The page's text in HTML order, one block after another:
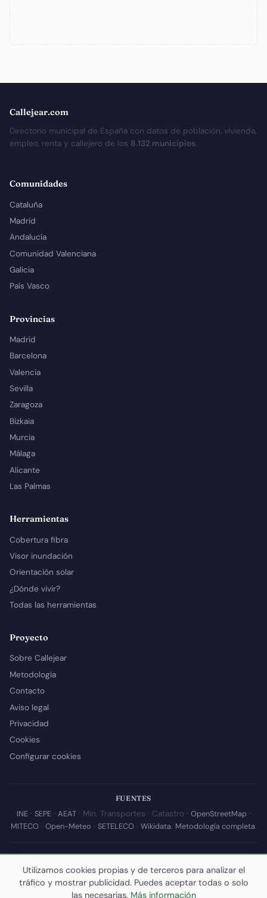
Callejear.com
Directorio municipal de España con datos de población, vivienda,
empleo, renta y callejero de los 8.132 municipios.
Comunidades
Cataluña
Madrid
Andalucía
Comunidad Valenciana
Galicia
País Vasco
Provincias
Madrid
Barcelona
Valencia
Sevilla
Zaragoza
Bizkaia
Murcia
Málaga
Alicante
Las Palmas
Herramientas
Cobertura fibra
Visor inundación
Orientación solar
¿Dónde vivir?
Todas las herramientas
Proyecto
Sobre Callejear
Metodología
Contacto
Aviso legal
Privacidad
Cookies
Configurar cookies
FUENTES
INE· SEPE· AEAT· Min. Transportes · Catastro · OpenStreetMap·
MITECO· Open-Meteo · SETELECO· Wikidata. Metodología completa.
© 2026 Callejear.com — Directorio municipal de España con datos
abiertos. Desarrollado y mantenido porYoel Castaño.
Última actualización de esta página:10 de julio de 2026
Utilizamos cookies propias y de terceros para analizar el
tráfico y mostrar publicidad. Puedes aceptar todas o solo
las necesarias. Más información